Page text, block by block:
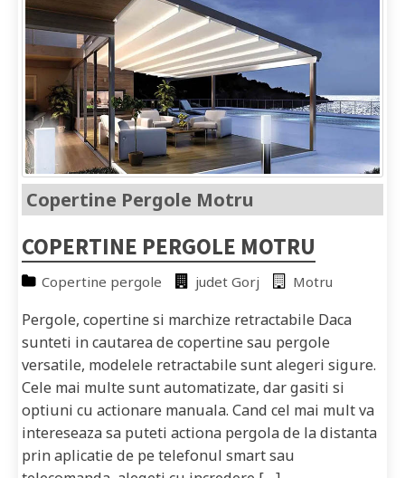
Copertine Pergole Motru
COPERTINE PERGOLE MOTRU
Copertine pergole judet Gorj Motru
Pergole, copertine si marchize retractabile Daca
sunteti in cautarea de copertine sau pergole
versatile, modelele retractabile sunt alegeri sigure.
Cele mai multe sunt automatizate, dar gasiti si
optiuni cu actionare manuala. Cand cel mai mult va
intereseaza sa puteti actiona pergola de la distanta
prin aplicatie de pe telefonul smart sau